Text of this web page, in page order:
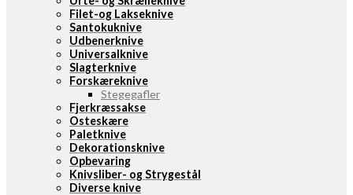
Filet-og Lakseknive
Santokuknive
Udbenerknive
Universalknive
Slagterknive
Forskæreknive
Stegegafler
Fjerkræssakse
Osteskære
Paletknive
Dekorationsknive
Opbevaring
Knivsliber- og Strygestål
Diverse knive